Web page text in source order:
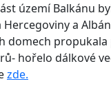
území Balkánu
Hercegoviny a
domech
hořelo dálkové
zde.